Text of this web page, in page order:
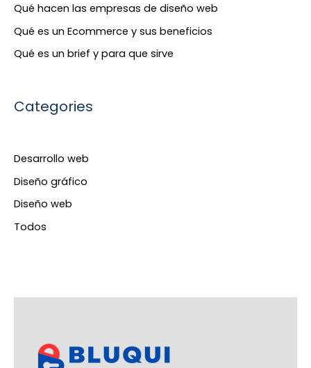
o
r
:
Qué hacen las empresas de diseño web
Qué es un Ecommerce y sus beneficios
Qué es un brief y para que sirve
Categories
Desarrollo web
Diseño gráfico
Diseño web
Todos